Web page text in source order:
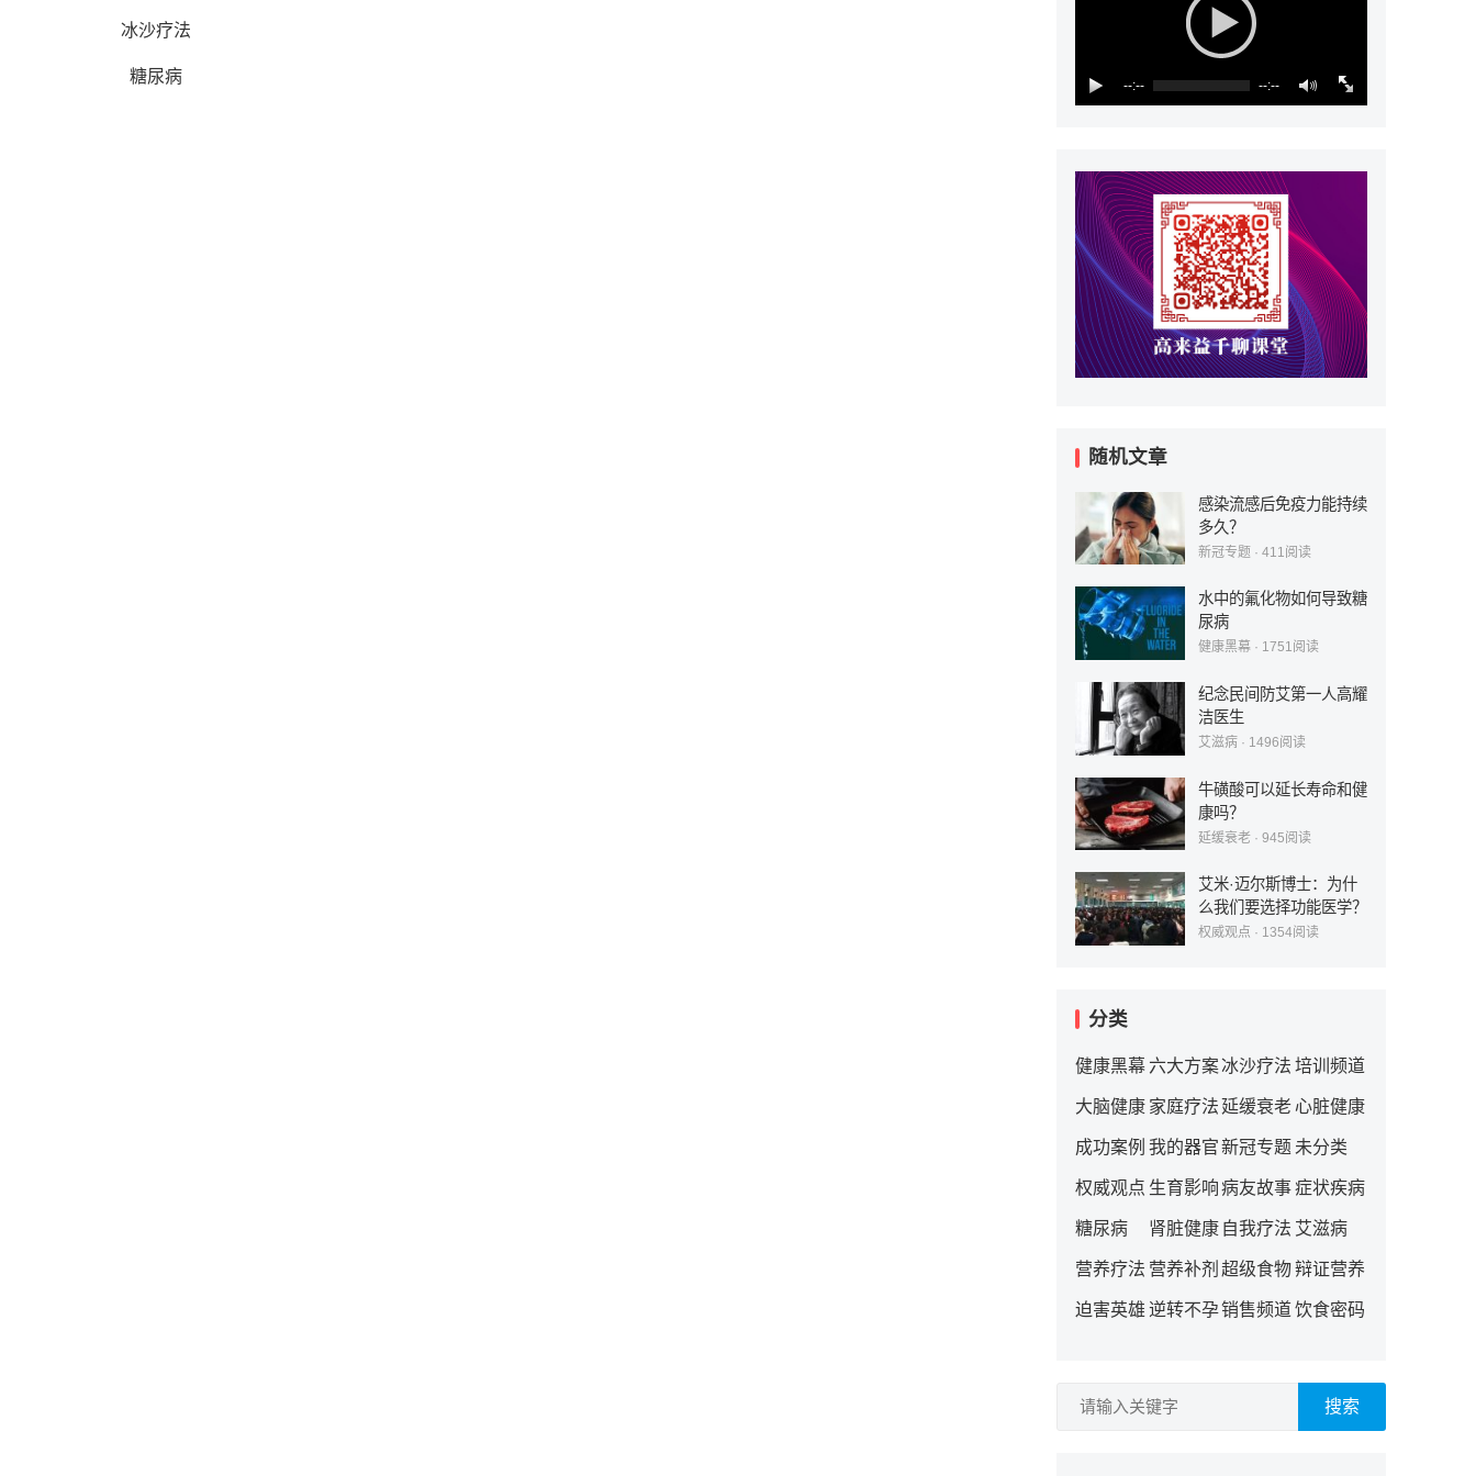
冰沙疗法
糖尿病 --:-- --:--
随机文章
感染流感后免疫力能持续
多久？
新冠专题 · 411 阅读
水中的氟化物如何导致糖
尿病
健康黑幕 · 1751阅读
纪念民间防艾第一人高耀
洁医生
艾滋病 · 1496阅读
牛磺酸可以延长寿命和健
康吗？
延缓衰老 · 945阅读
艾米·迈尔斯博士：为什
么我们要选择功能医学？
权威观点 · 1354阅读
分类
健康黑幕 六大方案冰沙疗法 培训频道
大脑健康 家庭疗法 延缓衰老 心脏健康
成功案例 我的器官新冠专题 未分类
权威观点 生育影响病友故事症状疾病
糖尿病 肾脏健康 自我疗法 艾滋病
营养疗法 营养补剂 超级食物辩证营养
迫害英雄 逆转不孕销售频道饮食密码
搜索